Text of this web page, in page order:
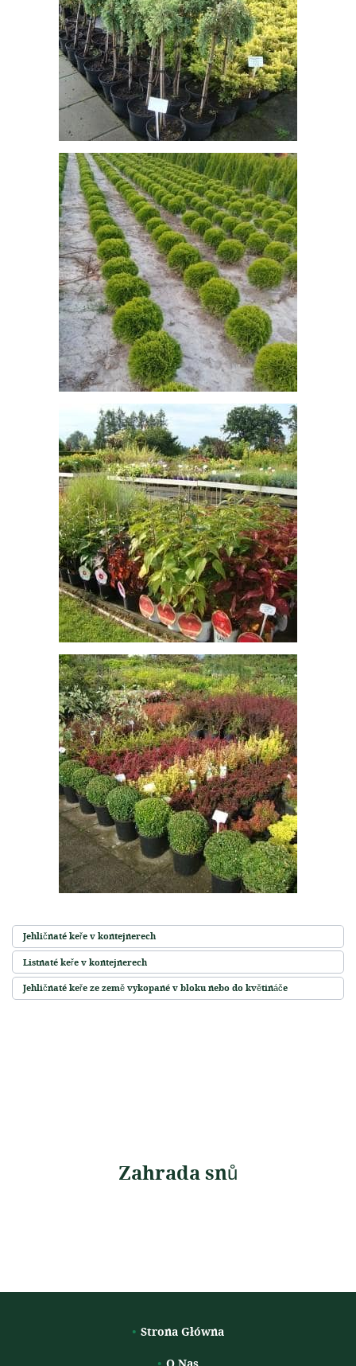
Jehličnaté keře v kontejnerech
Listnaté keře v kontejnerech
Jehličnaté keře ze země vykopané v bloku nebo do květináče
Zahrada snů
Strona Główna